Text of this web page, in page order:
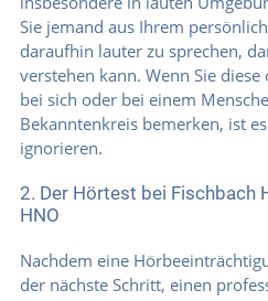
Sie jemand aus Ihrem
daraufhin lauter zu sprechen,
verstehen kann. Wenn Sie
bei sich oder bei einem
Bekanntenkreis bemerken, ist
ignorieren.
2. Der Hörtest bei Fischbach
HNO
Nachdem eine
der nächste Schritt, einen